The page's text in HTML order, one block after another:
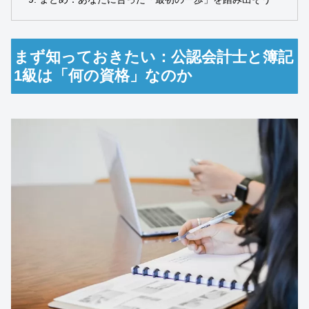
まず知っておきたい：公認会計士と簿記
1級は「何の資格」なのか